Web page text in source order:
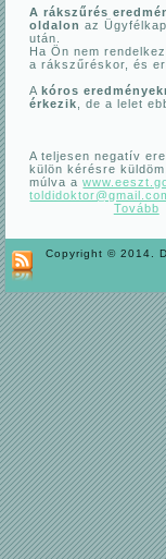
A rákszűrés
oldalon az
után.
Ha Ön nem
a rákszűréskor, és
A kóros
érkezik, de a lelet
A teljesen negatív
külön kérésre
múlva a
Tovább
Copyright © 2014.